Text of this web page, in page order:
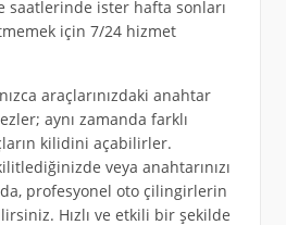
saatlerinde ister hafta sonları
için 7/24 hizmet
araçlarınızdaki anahtar
aynı zamanda farklı
kilidini açabilirler.
veya anahtarınızı
profesyonel oto çilingirlerin
Hızlı ve etkili bir şekilde